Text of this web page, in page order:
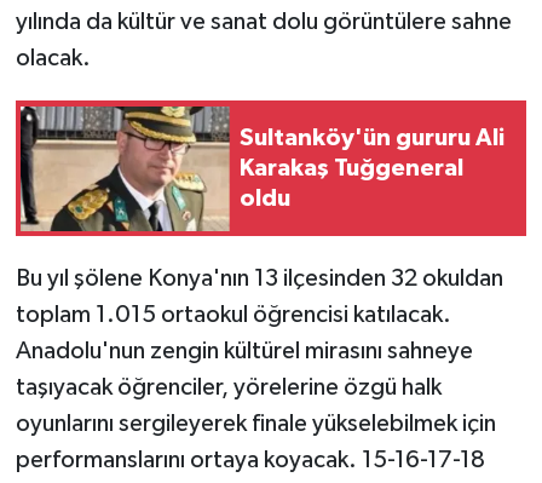
yılında da kültür ve sanat dolu görüntülere sahne
olacak.
Sultanköy'ün gururu Ali
Karakaş Tuğgeneral
oldu
Bu yıl şölene Konya'nın 13 ilçesinden 32 okuldan
toplam 1.015 ortaokul öğrencisi katılacak.
Anadolu'nun zengin kültürel mirasını sahneye
taşıyacak öğrenciler, yörelerine özgü halk
oyunlarını sergileyerek finale yükselebilmek için
performanslarını ortaya koyacak. 15-16-17-18